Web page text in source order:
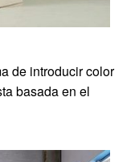
de introducir color
basada en el